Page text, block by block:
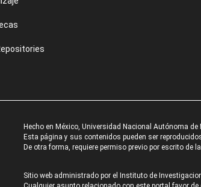
Hecho en México, Universidad Nacional Autónoma
Esta página y sus contenidos pueden ser
De otra forma, requiere permiso previo por escrito de
Sitio web administrado por el Instituto de